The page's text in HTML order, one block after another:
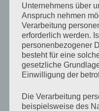
zum wiederholten Male
machte, dass ich mit
Drecksgriffeln nicht
Panik entschied ich
Unpassendes, wie zum
Dosenfleisch. Einmal
Momente in meinem
Unternehmens über
Anspruch nehmen
Verarbeitung
erforderlich werden.
personenbezogener
besteht für eine
gesetzliche
Einwilligung der
Die Verarbeitung
beispielsweise des